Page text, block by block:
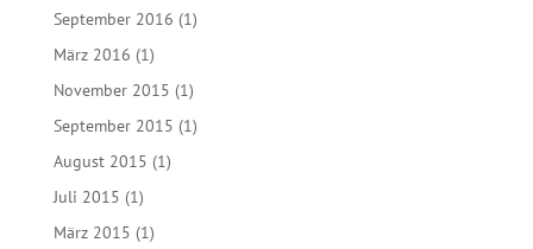
September 2016 (1)
März 2016 (1)
November 2015 (1)
September 2015 (1)
August 2015 (1)
Juli 2015 (1)
März 2015 (1)